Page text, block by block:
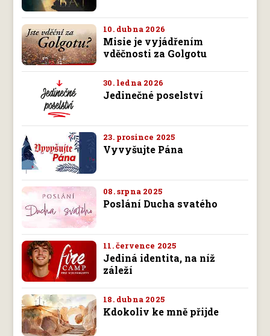
10. dubna 2026
Misie je vyjádřením
vděčnosti za Golgotu
30. ledna 2026
Jedinečné poselství
23. prosince 2025
Vyvyšujte Pána
08. srpna 2025
Poslání Ducha svatého
11. července 2025
Jediná identita, na níž
záleží
18. dubna 2025
Kdokoliv ke mně přijde